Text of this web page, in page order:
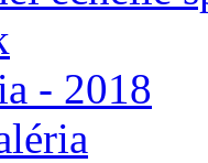
- 2018